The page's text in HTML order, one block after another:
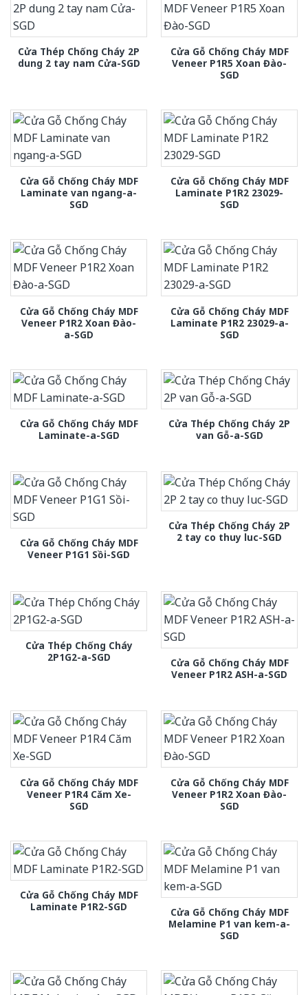
Cửa Thép Chống Cháy 2P
dung 2 tay nam Cửa-SGD
Cửa Gỗ Chống Cháy MDF
Veneer P1R5 Xoan Đào-
SGD
Cửa Gỗ Chống Cháy MDF
Laminate van ngang-a-
SGD
Cửa Gỗ Chống Cháy MDF
Laminate P1R2 23029-
SGD
Cửa Gỗ Chống Cháy MDF
Veneer P1R2 Xoan Đào-
a-SGD
Cửa Gỗ Chống Cháy MDF
Laminate P1R2 23029-a-
SGD
Cửa Gỗ Chống Cháy MDF
Laminate-a-SGD
Cửa Thép Chống Cháy 2P
van Gỗ-a-SGD
Cửa Gỗ Chống Cháy MDF
Veneer P1G1 Sồi-SGD
Cửa Thép Chống Cháy 2P
2 tay co thuy luc-SGD
Cửa Thép Chống Cháy
2P1G2-a-SGD
Cửa Gỗ Chống Cháy MDF
Veneer P1R2 ASH-a-SGD
Cửa Gỗ Chống Cháy MDF
Veneer P1R4 Căm Xe-
SGD
Cửa Gỗ Chống Cháy MDF
Veneer P1R2 Xoan Đào-
SGD
Cửa Gỗ Chống Cháy MDF
Laminate P1R2-SGD
Cửa Gỗ Chống Cháy MDF
Melamine P1 van kem-a-
SGD